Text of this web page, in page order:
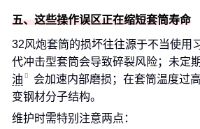
五、这些操作误区正在缩短套筒寿命
32风炮套筒的损坏往往源于不当使用
代冲击型套筒会导致碎裂风险；未定
油
会加速内部磨损；在套筒温度过
变钢材分子结构。
维护时需特别注意两点：